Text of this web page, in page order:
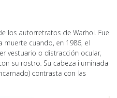
los autorretratos de Warhol. Fue
cuando, en 1986, el
vestuario o distracción ocular,
su rostro. Su cabeza iluminada
contrasta con las